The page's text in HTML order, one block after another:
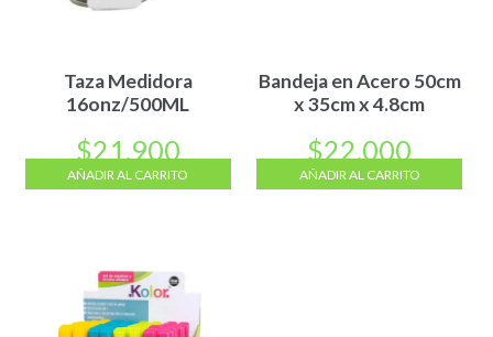
Taza Medidora
16onz/500ML
$21.900
AÑADIR AL CARRITO
Bandeja en Acero 50cm
x 35cm x 4.8cm
$22.000
AÑADIR AL CARRITO